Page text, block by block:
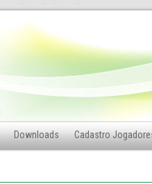
Downloads Cadastro